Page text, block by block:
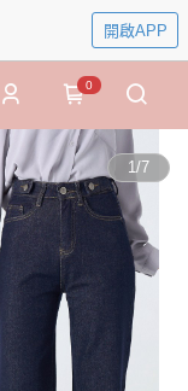
開啟APP
0
1/7